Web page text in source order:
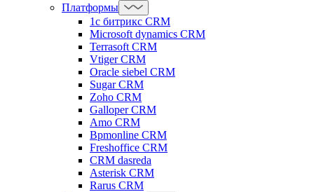
Платформы
1с битрикс CRM
Microsoft dynamics CRM
Terrasoft CRM
Vtiger CRM
Oracle siebel CRM
Sugar CRM
Zoho CRM
Galloper CRM
Amo CRM
Bpmonline CRM
Freshoffice CRM
CRM dasreda
Asterisk CRM
Rarus CRM